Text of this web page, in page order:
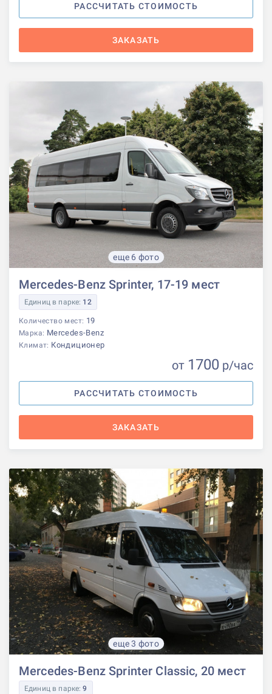
РАССЧИТАТЬ СТОИМОСТЬ
ЗАКАЗАТЬ
еще 6 фото
Mercedes-Benz Sprinter, 17-19 мест
Единиц в парке: 12
Количество мест: 19
Марка: Mercedes-Benz
Климат: Кондиционер
от 1700 р/час
РАССЧИТАТЬ СТОИМОСТЬ
ЗАКАЗАТЬ
еще 3 фото
Mercedes-Benz Sprinter Classic, 20 мест
Единиц в парке:9